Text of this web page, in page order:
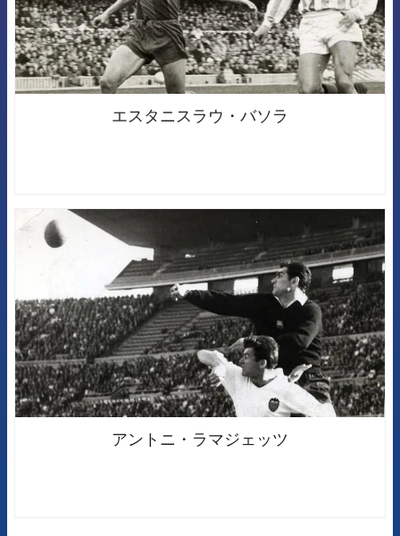
エスタニスラウ・バソラ
FCB Barcelona badge
アントニ・ラマジェッツ